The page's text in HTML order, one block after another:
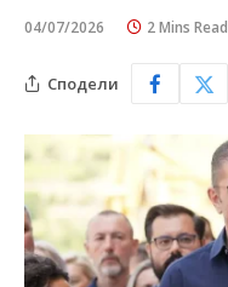
04/07/2026 2 Mins Read
Сподели